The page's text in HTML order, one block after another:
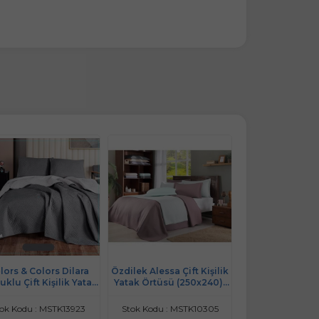
& Colors Dilara
Çift Kişilik Yatak
A.Gri K.Gri
Kodu : MSTK13923
Özdilek Alessa Çift Kişilik
Yatak Örtüsü (250x240)-
Stok Kodu : MSTK10305